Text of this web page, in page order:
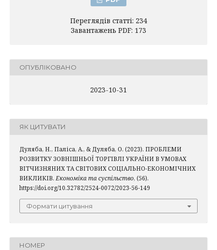
Переглядів статті: 234
Завантажень PDF: 173
ОПУБЛІКОВАНО
2023-10-31
ЯК ЦИТУВАТИ
Дуляба, Н., Паліса, А., & Дуляба, О. (2023). ПРОБЛЕМИ
РОЗВИТКУ ЗОВНІШНЬОЇ ТОРГІВЛІ УКРАЇНИ В УМОВАХ
ВІТЧИЗНЯНИХ ТА СВІТОВИХ СОЦІАЛЬНО-ЕКОНОМІЧНИХ
ВИКЛИКІВ. Економіка та суспільство, (56).
https://doi.org/10.32782/2524-0072/2023-56-149
Формати цитування
НОМЕР